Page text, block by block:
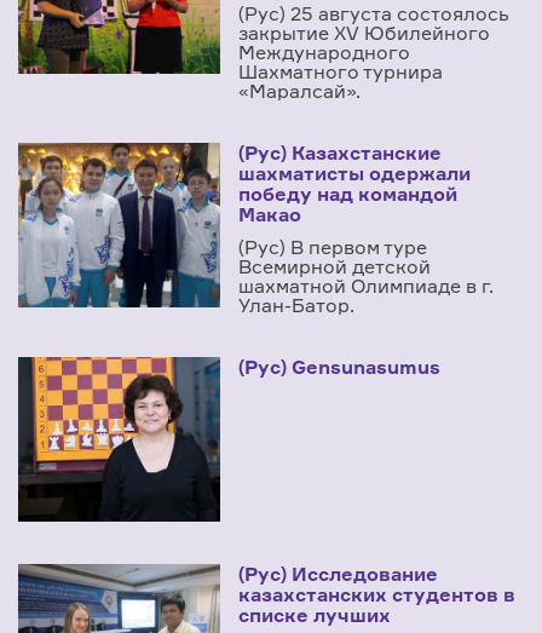
(Рус) 25 августа состоялось
закрытие XV Юбилейного
Международного
Шахматного турнира
«Маралсай».
(Рус) Казахстанские
шахматисты одержали
победу над командой
Макао
(Рус) В первом туре
Всемирной детской
шахматной Олимпиаде в г.
Улан-Батор.
(Рус) Gensunasumus
(Рус) Исследование
казахстанских студентов в
списке лучших